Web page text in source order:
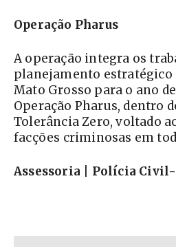
Operação Pharus
A operação integra os
planejamento estratégico
Mato Grosso para o ano
Operação Pharus, dentro
Tolerância Zero, voltado
facções criminosas em
Assessoria | Polícia